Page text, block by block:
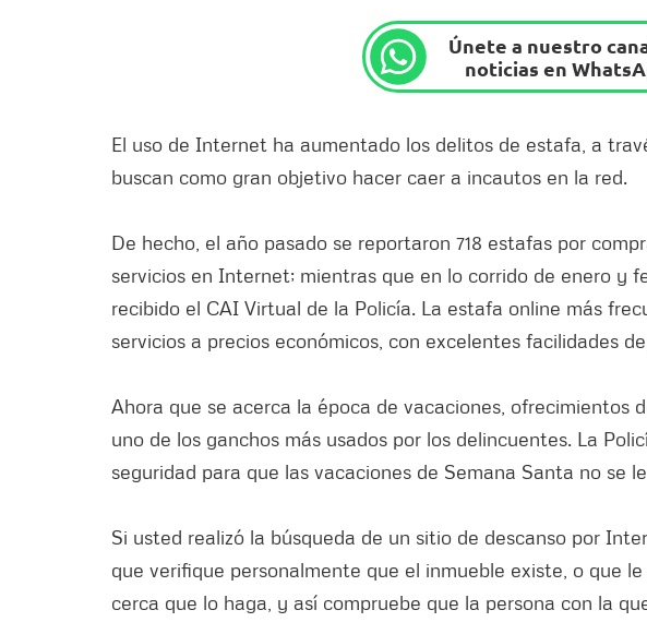
Únete a nuestro
noticias en
El uso de Internet ha aumentado los delitos de estafa, a
buscan como gran objetivo hacer caer a incautos en la red.
De hecho, el año pasado se reportaron 718 estafas por
servicios en Internet; mientras que en lo corrido de enero y
recibido el CAI Virtual de la Policía. La estafa online más
servicios a precios económicos, con excelentes facilidades
Ahora que se acerca la época de vacaciones, ofrecimientos
uno de los ganchos más usados por los delincuentes. La
seguridad para que las vacaciones de Semana Santa no se
Si usted realizó la búsqueda de un sitio de descanso por
que verifique personalmente que el inmueble existe, o que
cerca que lo haga, y así compruebe que la persona con la